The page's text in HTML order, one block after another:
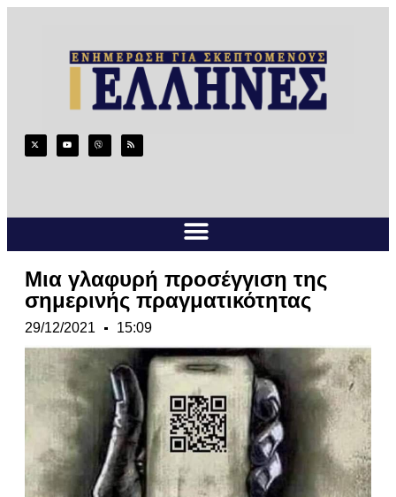
Μια γλαφυρή προσέγγιση της
σημερινής πραγματικότητας
29/12/2021 15:09